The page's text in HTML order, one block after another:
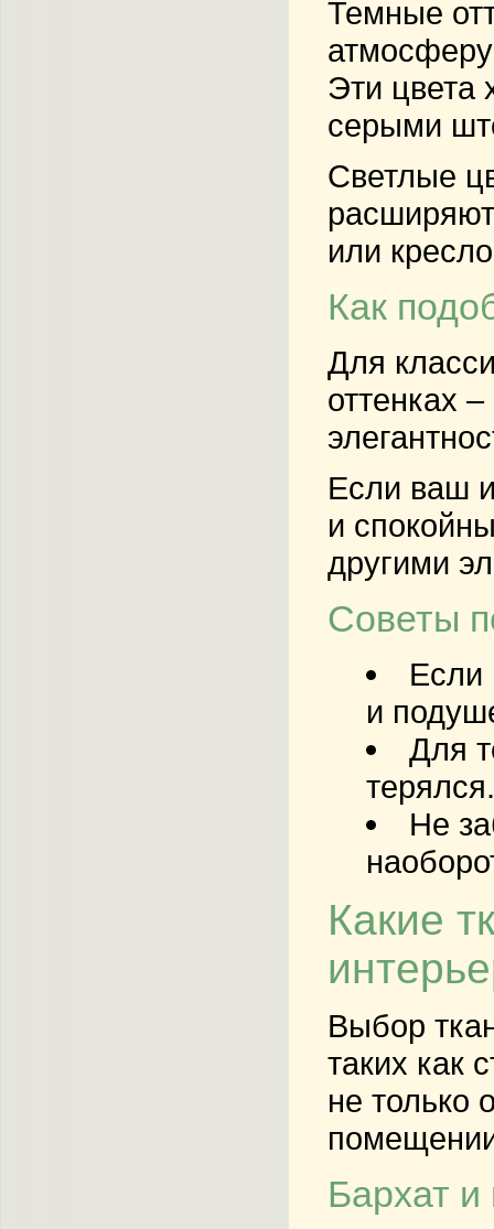
Темные
Эти цвета
серыми
Светлые
или
Как
Для
оттенках
Если ваш
и
другими
Советы
Если
и
Для
терялся.
Не
Какие
Выбор
таких как
не только
Бархат